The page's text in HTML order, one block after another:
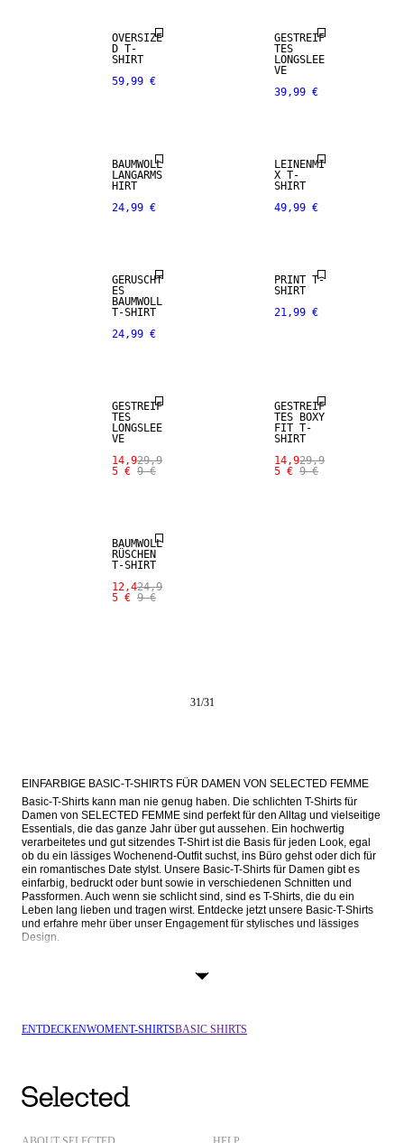
OVERSIZE
D T-
SHIRT
59,99 €
GESTREIF
TES
LONGSLEE
VE
39,99 €
BAUMWOLL
LANGARMS
HIRT
24,99 €
LEINENMI
X T-
SHIRT
49,99 €
GERÜSCHT
ES
BAUMWOLL
T-SHIRT
24,99 €
PRINT T-
SHIRT
21,99 €
GESTREIF
TES
LONGSLEE
VE
14,9
5 €
29,9
9 €
GESTREIF
TES BOXY
FIT T-
SHIRT
14,9
5 €
29,9
9 €
BAUMWOLL
RÜSCHEN
T-SHIRT
12,4
5 €
24,9
9 €
31/31
EINFARBIGE BASIC-T-SHIRTS FÜR DAMEN VON SELECTED FEMME
Basic-T-Shirts kann man nie genug haben. Die schlichten T-Shirts für
Damen von SELECTED FEMME sind perfekt für den Alltag und vielseitige
Essentials, die das ganze Jahr über gut aussehen. Ein hochwertig
verarbeitetes und gut sitzendes T-Shirt ist die Basis für jeden Look, egal
ob du ein lässiges Wochenend-Outfit suchst, ins Büro gehst oder dich für
ein romantisches Date stylst. Unsere Basic-T-Shirts für Damen gibt es
einfarbig, bedruckt oder bunt sowie in verschiedenen Schnitten und
Passformen. Auch wenn sie schlicht sind, sind es T-Shirts, die du ein
Leben lang lieben und tragen wirst. Entdecke jetzt unsere Basic-T-Shirts
und erfahre mehr über unser Engagement für stylisches und lässiges
Design.
Garderobe kombinieren. Vom klassischen Look eines weißen oder
schwarzen T-Shirts bis hin zum Charme von Rot und Marineblau – unsere
Unsere Basic-T-Shirts für Damen gibt es auch in verschiedenen Schnitten
Shirts mit schmeichelhaftem V-Ausschnitt und schickem Stehkragen in
ENTDECKENWOMENT-SHIRTSBASIC SHIRTS